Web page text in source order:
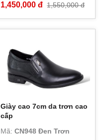
1,450,000 đ 1,550,000 đ
Giày cao 7cm da trơn cao
cấp
Mã:CN948 Đen Trơn